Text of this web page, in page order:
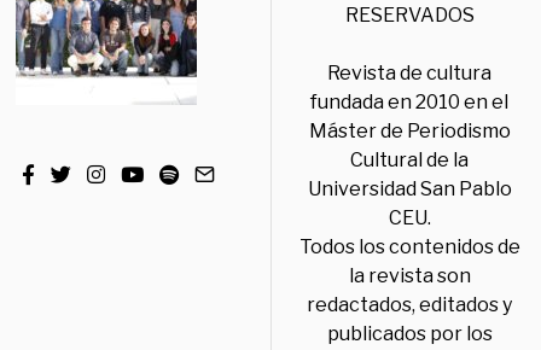
RESERVADOS
Revista de cultura
fundada en 2010 en el
Máster de Periodismo
Cultural de la
Universidad San Pablo
CEU.
Todos los contenidos de
la revista son
redactados, editados y
publicados por los